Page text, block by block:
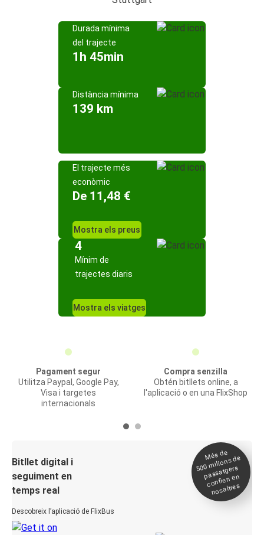
Durada mínima
del trajecte
1h 45min
Distància mínima
139 km
El trajecte més
econòmic
De 11,48 €
Mostra els preus
4
Mínim de
trajectes diaris
Mostra els viatges
Pagament segur
Utilitza Paypal, Google Pay,
Visa i targetes
internacionals
Compra senzilla
Obtén bitllets online, a
l'aplicació o en una FlixShop
Bitllet digital i
seguiment en
temps real
Descobreix l’aplicació de FlixBus
Més de
500
milions de
passatgers
confien en
nosaltres